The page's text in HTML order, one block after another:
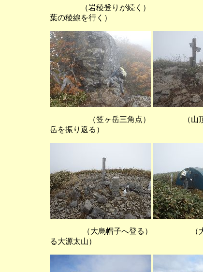
（岩稜登りが続く）
葉の稜線を行く）
（笠ヶ岳三角点） （山頂下のカ
岳を振り返る）
（大烏帽子へ登る） （大烏帽
る大源太山）